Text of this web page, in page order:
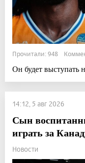
Прочитали: 948
Он будет выступать
14:12, 5 авг 2026
Сын
играть за
Новости